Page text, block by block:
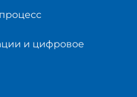
и цифровое